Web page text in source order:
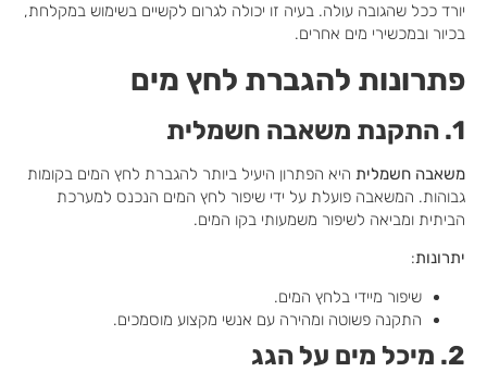
יורד ככל שהגובה עולה. בעיה זו יכולה לגרום לקשיים בשימוש במקלחת,
בכיור ובמכשירי מים אחרים.
פתרונות להגברת לחץ מים
1. התקנת משאבה חשמלית
משאבה חשמלית היא הפתרון היעיל ביותר להגברת לחץ המים בקומות
גבוהות. המשאבה פועלת על ידי שיפור לחץ המים הנכנס למערכת
הביתית ומביאה לשיפור משמעותי בקו המים.
יתרונות:
שיפור מיידי בלחץ המים.
התקנה פשוטה ומהירה עם אנשי מקצוע מוסמכים.
2. מיכל מים על הגג